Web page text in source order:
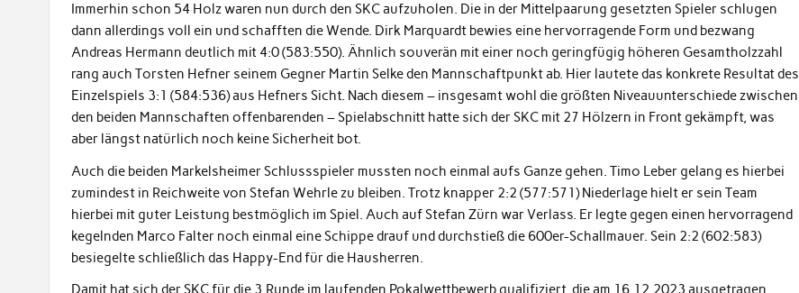
Immerhin schon 54 Holz waren nun durch den SKC aufzuholen. Die in der Mittelpaarung gesetzten Spieler schlugen
dann allerdings voll ein und schafften die Wende. Dirk Marquardt bewies eine hervorragende Form und bezwang
Andreas Hermann deutlich mit 4:0 (583:550). Ähnlich souverän mit einer noch geringfügig höheren Gesamtholzzahl
rang auch Torsten Hefner seinem Gegner Martin Selke den Mannschaftpunkt ab. Hier lautete das konkrete Resultat des
Einzelspiels 3:1 (584:536) aus Hefners Sicht. Nach diesem – insgesamt wohl die größten Niveauunterschiede zwischen
den beiden Mannschaften offenbarenden – Spielabschnitt hatte sich der SKC mit 27 Hölzern in Front gekämpft, was
aber längst natürlich noch keine Sicherheit bot.
Auch die beiden Markelsheimer Schlussspieler mussten noch einmal aufs Ganze gehen. Timo Leber gelang es hierbei
zumindest in Reichweite von Stefan Wehrle zu bleiben. Trotz knapper 2:2 (577:571) Niederlage hielt er sein Team
hierbei mit guter Leistung bestmöglich im Spiel. Auch auf Stefan Zürn war Verlass. Er legte gegen einen hervorragend
kegelnden Marco Falter noch einmal eine Schippe drauf und durchstieß die 600er-Schallmauer. Sein 2:2 (602:583)
besiegelte schließlich das Happy-End für die Hausherren.
Damit hat sich der SKC für die 3.Runde im laufenden Pokalwettbewerb qualifiziert, die am 16.12.2023 ausgetragen